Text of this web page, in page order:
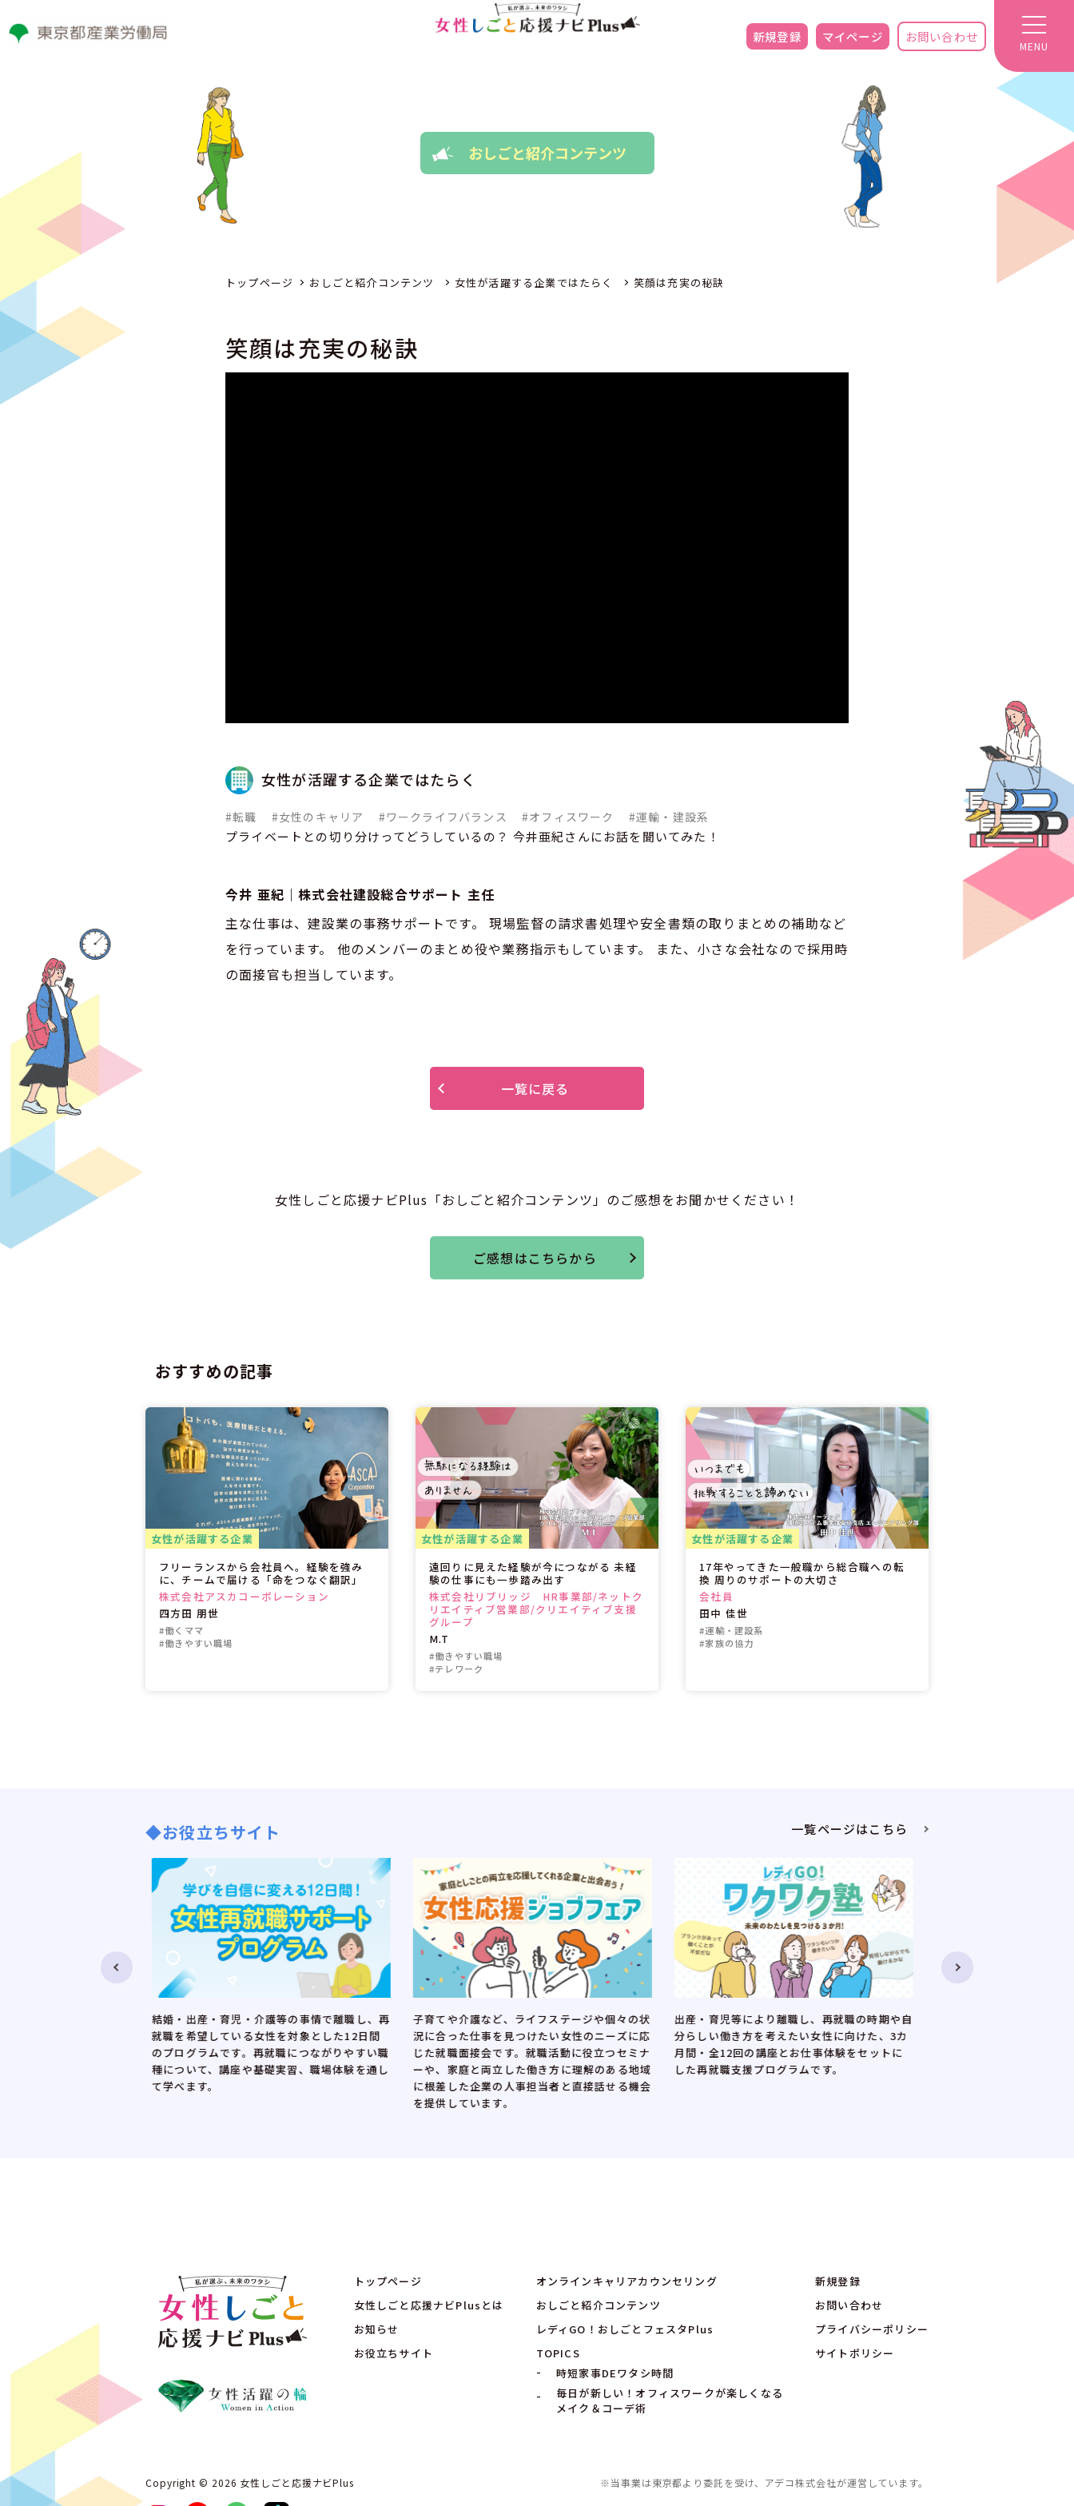
新規登録 マイページ お問い合わせ
MENU
おしごと紹介コンテンツ
トップページ おしごと紹介コンテンツ 女性が活躍する企業ではたらく 笑顔は充実の秘訣
笑顔は充実の秘訣
女性が活躍する企業ではたらく
#転職 #女性のキャリア #ワークライフバランス #オフィスワーク #運輸・建設系
プライベートとの切り分けってどうしているの？ 今井亜紀さんにお話を聞いてみた！
今井 亜紀｜株式会社建設総合サポート 主任
主な仕事は、建設業の事務サポートです。 現場監督の請求書処理や安全書類の取りまとめの補助など
を行っています。 他のメンバーのまとめ役や業務指示もしています。 また、小さな会社なので採用時
の面接官も担当しています。
一覧に戻る
女性しごと応援ナビPlus「おしごと紹介コンテンツ」のご感想をお聞かせください！
ご感想はこちらから
おすすめの記事
女性が活躍する企業
フリーランスから会社員へ。経験を強み
に、チームで届ける「命をつなぐ翻訳」
株式会社アスカコーポレーション
四方田 朋世
#働くママ
#働きやすい職場
女性が活躍する企業
遠回りに見えた経験が今につながる 未経
験の仕事にも一歩踏み出す
株式会社リブリッジ HR事業部/ネットク
リエイティブ営業部/クリエイティブ支援
グループ
M.T
#働きやすい職場
#テレワーク
女性が活躍する企業
17年やってきた一般職から総合職への転
換 周りのサポートの大切さ
会社員
田中 佳世
#運輸・建設系
#家族の協力
◆お役立ちサイト 一覧ページはこちら
子育てや介護など、ライフステージや個々の状
況に合った仕事を見つけたい女性のニーズに応
じた就職面接会です。就職活動に役立つセミナ
ーや、家庭と両立した働き方に理解のある地域
に根差した企業の人事担当者と直接話せる機会
出産・育児等により離職し、再就職の時期や自
分らしい働き方を考えたい女性に向けた、3カ
月間・全12回の講座とお仕事体験をセットに
した再就職支援プログラムです。
再就職を考え始めた子育て中の女性を対象に、
就職活動に役立つセミナーと、両立しながら働
く女性との交流会を組み合わせたイベントで
す。実際の働き方や両立のコツ、家庭との両立
トップページ
女性しごと応援ナビPlusとは
お知らせ
お役立ちサイト
オンラインキャリアカウンセリング
おしごと紹介コンテンツ
レディGO！おしごとフェスタPlus
TOPICS
時短家事DEワタシ時間
毎日が新しい！オフィスワークが楽しくなる
メイク＆コーデ術
新規登録
お問い合わせ
プライバシーポリシー
サイトポリシー
※当事業は東京都より委託を受け、 アデコ株式会社が運営しています。
Copyright ©︎ 2026 女性しごと応援ナビPlus